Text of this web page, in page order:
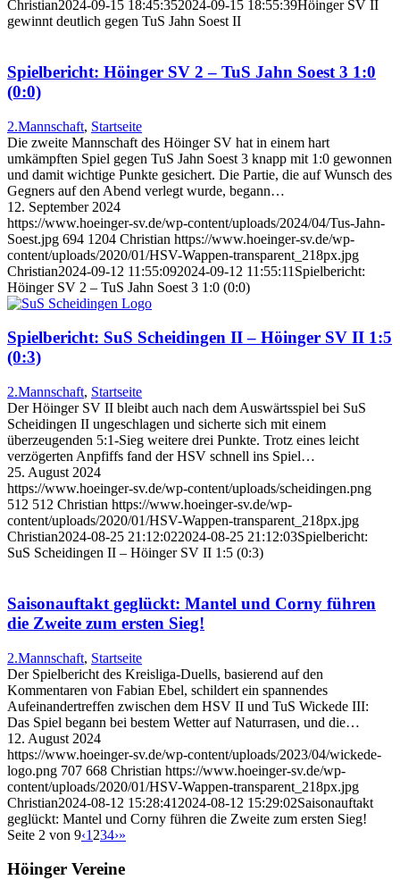
Christian2024-09-15 18:45:352024-09-15 18:55:39Höinger SV II
gewinnt deutlich gegen TuS Jahn Soest II
Spielbericht: Höinger SV 2 – TuS Jahn Soest 3 1:0
(0:0)
2.Mannschaft, Startseite
Die zweite Mannschaft des Höinger SV hat in einem hart
umkämpften Spiel gegen TuS Jahn Soest 3 knapp mit 1:0 gewonnen
und damit wichtige Punkte gesichert. Die Partie, die auf Wunsch des
Gegners auf den Abend verlegt wurde, begann…
12. September 2024
https://www.hoeinger-sv.de/wp-content/uploads/2024/04/Tus-Jahn-
Soest.jpg 694 1204 Christian https://www.hoeinger-sv.de/wp-
content/uploads/2020/01/HSV-Wappen-transparent_218px.jpg
Christian2024-09-12 11:55:092024-09-12 11:55:11 Spielbericht:
Höinger SV 2 – TuS Jahn Soest 3 1:0 (0:0)
Spielbericht: SuS Scheidingen II – Höinger SV II 1:5
(0:3)
2.Mannschaft, Startseite
Der Höinger SV II bleibt auch nach dem Auswärtsspiel bei SuS
Scheidingen II ungeschlagen und sicherte sich mit einem
überzeugenden 5:1-Sieg weitere drei Punkte. Trotz eines leicht
verzögerten Anpfiffs fand der HSV schnell ins Spiel…
25. August 2024
https://www.hoeinger-sv.de/wp-content/uploads/scheidingen.png
512 512 Christian https://www.hoeinger-sv.de/wp-
content/uploads/2020/01/HSV-Wappen-transparent_218px.jpg
Christian2024-08-25 21:12:022024-08-25 21:12:03Spielbericht:
SuS Scheidingen II – Höinger SV II 1:5 (0:3)
Saisonauftakt geglückt: Mantel und Corny führen
die Zweite zum ersten Sieg!
2.Mannschaft, Startseite
Der Spielbericht des Kreisliga-Duells, basierend auf den
Kommentaren von Fabian Ebel, schildert ein spannendes
Aufeinandertreffen zwischen dem HSV II und TuS Wickede III:
Das Spiel begann bei bestem Wetter auf Naturrasen, und die…
12. August 2024
https://www.hoeinger-sv.de/wp-content/uploads/2023/04/wickede-
logo.png 707 668 Christian https://www.hoeinger-sv.de/wp-
content/uploads/2020/01/HSV-Wappen-transparent_218px.jpg
Christian2024-08-12 15:28:41 2024-08-12 15:29:02Saisonauftakt
geglückt: Mantel und Corny führen die Zweite zum ersten Sieg!
Seite 2 von 9‹1 234›»
Höinger Vereine